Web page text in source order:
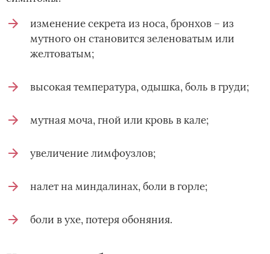
изменение секрета из носа, бронхов – из
мутного он становится зеленоватым или
желтоватым;
высокая температура, одышка, боль в груди;
мутная моча, гной или кровь в кале;
увеличение лимфоузлов;
налет на миндалинах, боли в горле;
боли в ухе, потеря обоняния.